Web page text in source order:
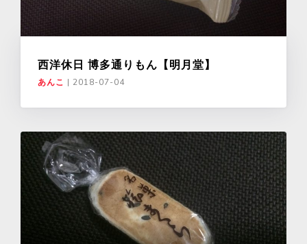
西洋休日 博多通りもん【明月堂】
あんこ | 2018-07-04